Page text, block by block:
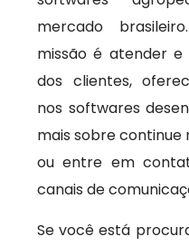
mercado
missão é atender
dos clientes,
nos softwares
mais sobre continue
ou entre em
canais de
Se você está